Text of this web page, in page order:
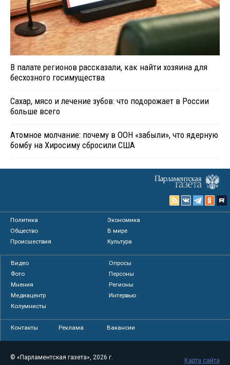
В палате регионов рассказали, как найти хозяина для
бесхозного госимущества
Сахар, мясо и лечение зубов: что подорожает в России
больше всего
Атомное молчание: почему в ООН «забыли», что ядерную
бомбу на Хиросиму сбросили США
Политика
Экономика
Общество
В мире
Происшествия
Культура
Видео
Опросы
Фото
Персоны
Мнения
Регионы
Медиацентр
Интервью
Колумнисты
Контакты Реклама Вакансии
© «Парламентская газета», 2026 г.
Карта сайта